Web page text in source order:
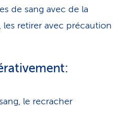
de sang avec de la
les retirer avec précaution
le recracher